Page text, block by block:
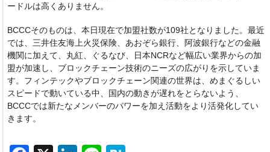
ードルは高くありません。
BCCCそのものは、本日現在で加盟社数が109社となりました。最近
では、三井住友海上火災保険、あおぞら銀行、阿波銀行などの金融
機関に加えて、丸紅、ぐるなび、日本NCRなど幅広い業界からの加
盟が加速し、ブロックチェーン技術のニーズの広がりを示していま
す。フィンテックやブロックチェーン関連の世界は、めまぐるしい
スピードで動いている中、国内の動きが遅れをとらないよう、
BCCCでは新たなメンバーのパワーを加え活動をより活発化してい
きます。